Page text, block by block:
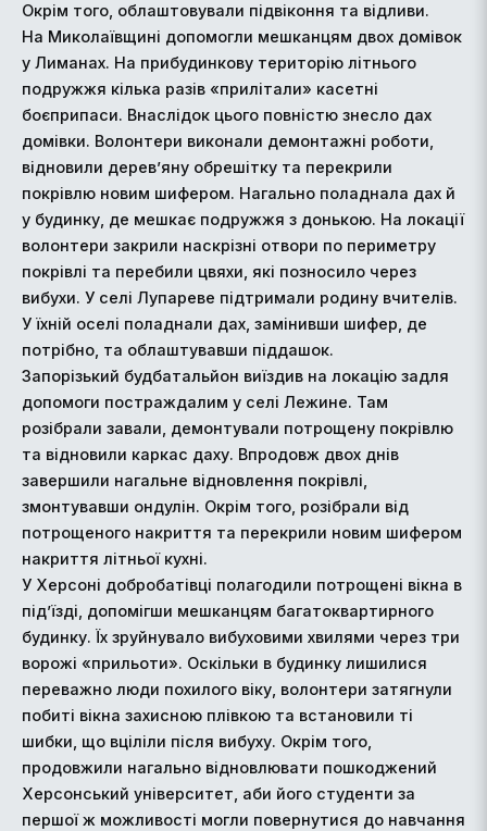
Окрім того, облаштовували підвіконня та відливи.
На Миколаївщині допомогли мешканцям двох домівок
у Лиманах. На прибудинкову територію літнього
подружжя кілька разів «прилітали» касетні
боєприпаси. Внаслідок цього повністю знесло дах
домівки. Волонтери виконали демонтажні роботи,
відновили дерев’яну обрешітку та перекрили
покрівлю новим шифером. Нагально поладнала дах й
у будинку, де мешкає подружжя з донькою. На локації
волонтери закрили наскрізні отвори по периметру
покрівлі та перебили цвяхи, які позносило через
вибухи. У селі Лупареве підтримали родину вчителів.
У їхній оселі поладнали дах, замінивши шифер, де
потрібно, та облаштувавши піддашок.
Запорізький будбатальйон виїздив на локацію задля
допомоги постраждалим у селі Лежине. Там
розібрали завали, демонтували потрощену покрівлю
та відновили каркас даху. Впродовж двох днів
завершили нагальне відновлення покрівлі,
змонтувавши ондулін. Окрім того, розібрали від
потрощеного накриття та перекрили новим шифером
накриття літньої кухні.
У Херсоні добробатівці полагодили потрощені вікна в
під’їзді, допомігши мешканцям багатоквартирного
будинку. Їх зруйнувало вибуховими хвилями через три
ворожі «прильоти». Оскільки в будинку лишилися
переважно люди похилого віку, волонтери затягнули
побиті вікна захисною плівкою та встановили ті
шибки, що вціліли після вибуху. Окрім того,
продовжили нагально відновлювати пошкоджений
Херсонський університет, аби його студенти за
першої ж можливості могли повернутися до навчання